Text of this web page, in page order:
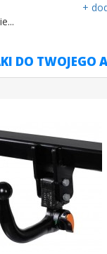
+
DO TWOJEGO